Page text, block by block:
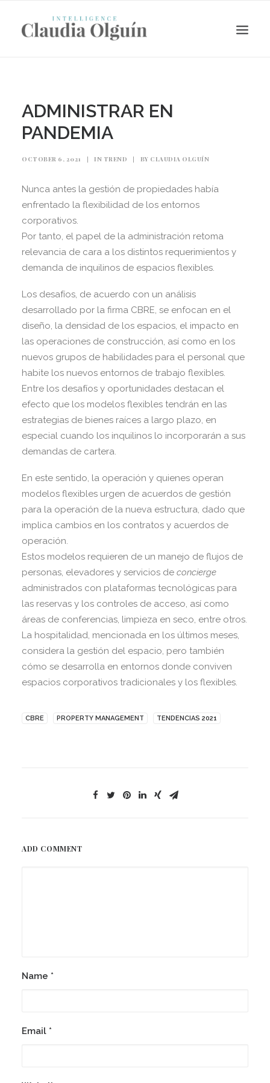
ADMINISTRAR EN
PANDEMIA
OCTOBER 6, 2021 | IN TREND | BY CLAUDIA OLGUÍN
Nunca antes la gestión de propiedades había
enfrentado la flexibilidad de los entornos
corporativos.
Por tanto, el papel de la administración retoma
relevancia de cara a los distintos requerimientos y
demanda de inquilinos de espacios flexibles.
Los desafíos, de acuerdo con un análisis
desarrollado por la firma CBRE, se enfocan en el
diseño, la densidad de los espacios, el impacto en
las operaciones de construcción, así como en los
nuevos grupos de habilidades para el personal que
habite los nuevos entornos de trabajo flexibles.
Entre los desafíos y oportunidades destacan el
efecto que los modelos flexibles tendrán en las
estrategias de bienes raíces a largo plazo, en
especial cuando los inquilinos lo incorporarán a sus
demandas de cartera.
En este sentido, la operación y quienes operan
modelos flexibles urgen de acuerdos de gestión
para la operación de la nueva estructura, dado que
implica cambios en los contratos y acuerdos de
operación.
Estos modelos requieren de un manejo de flujos de
personas, elevadores y servicios de concierge
administrados con plataformas tecnológicas para
las reservas y los controles de acceso, así como
áreas de conferencias, limpieza en seco, entre otros.
La hospitalidad, mencionada en los últimos meses,
considera la gestión del espacio, pero también
cómo se desarrolla en entornos donde conviven
espacios corporativos tradicionales y los flexibles.
CBRE PROPERTY MANAGEMENT TENDENCIAS 2021
ADD COMMENT
Name *
Email *